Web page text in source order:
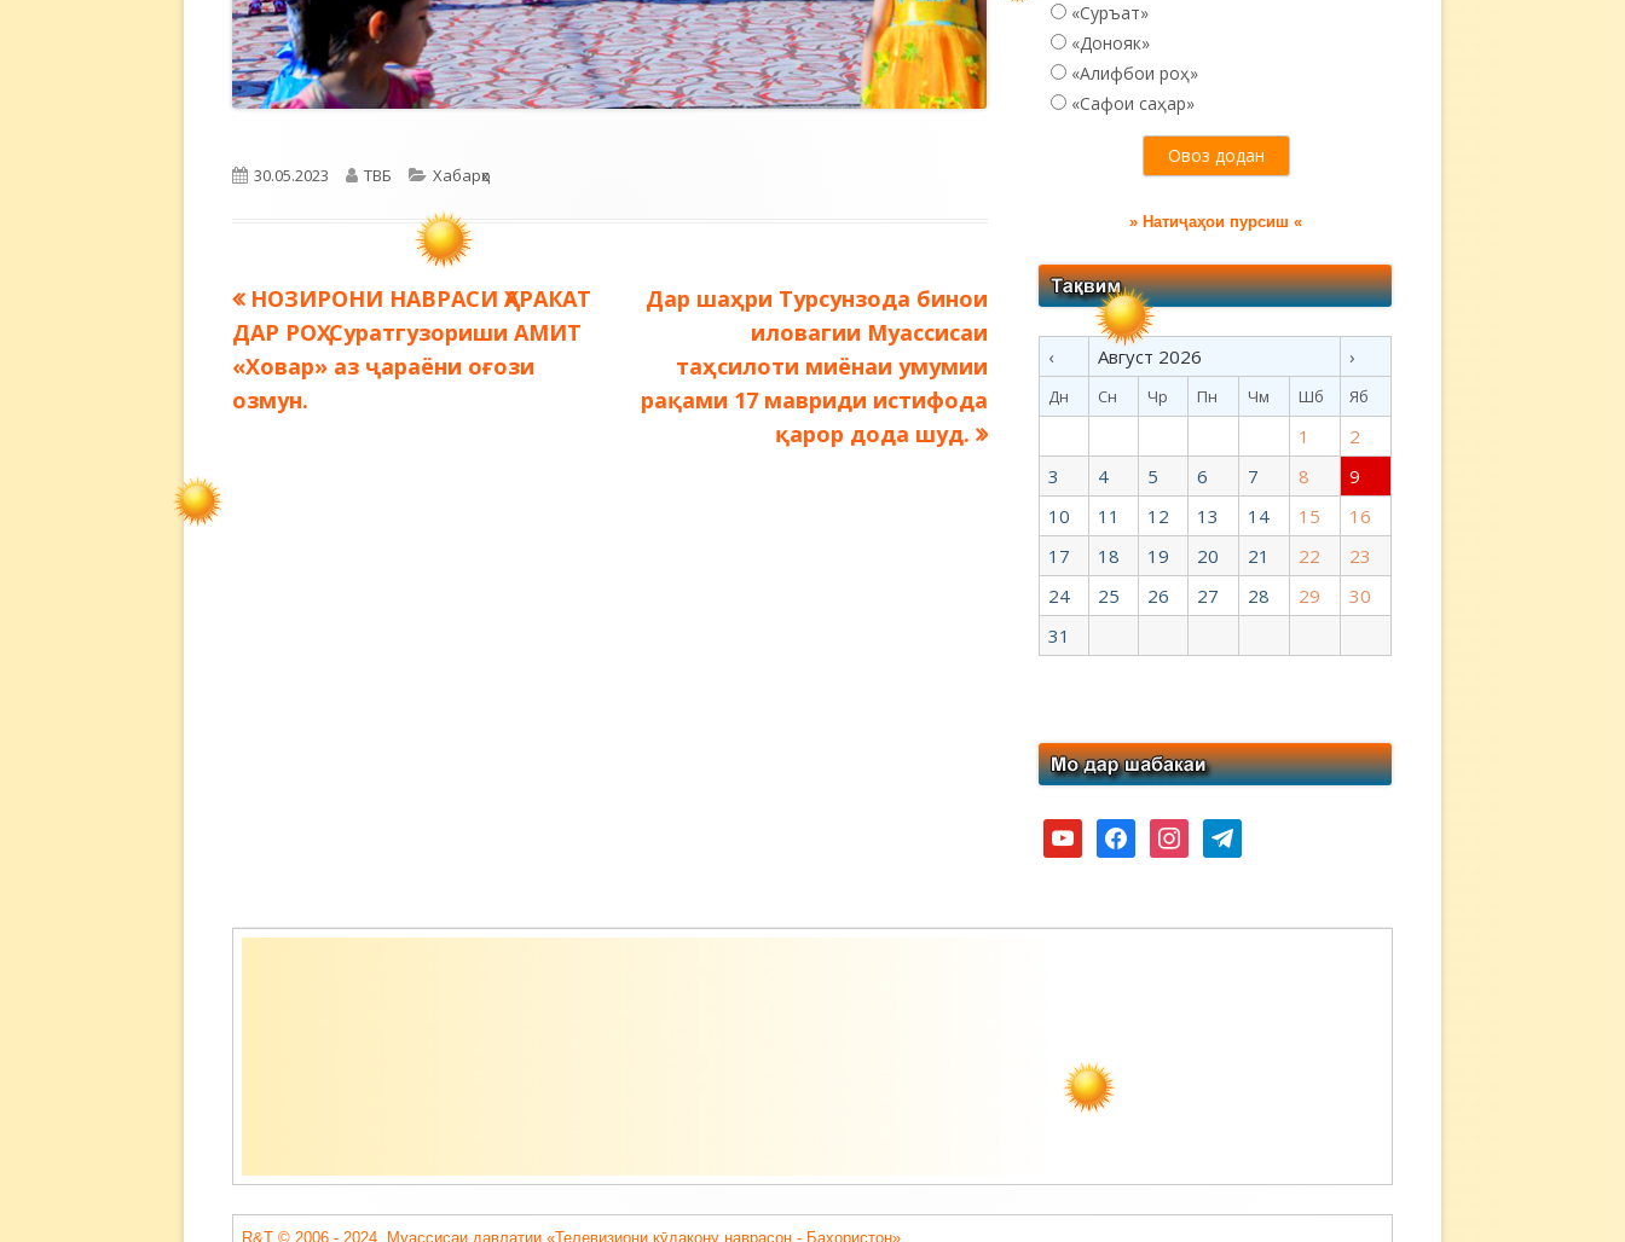
Опубликовано
30.05.2023 Автор
ТВБ Рубрики
Хабарҳо
Навигация
по
записям
Предыдущая
запись:
НОЗИРОНИ НАВРАСИ ҲАРАКАТ
ДАР РОҲ. Суратгузориши АМИТ
«Ховар» аз ҷараёни оғози
озмун.
Следующая
Дар шаҳри Турсунзода бинои
иловагии Муассисаи
таҳсилоти миёнаи умумии
рақами 17 мавриди истифода
қарор дода шуд.
«Суръат»
«Донояк»
«Алифбои роҳ»
«Сафои саҳар»
» Натиҷаҳои пурсиш «
‹ Август 2026 ›
Дн Сн Чр Пн Чм Шб Яб
1
2
3
4 5 6 7 8
9
10
11 12 13 14 15
16
17
18 19 20 21 22
23
24
25 26 27 28 29
30
31
youtubefacebookinstagramtelegram
Содержимое
R&T © 2006 - 2024. Муассисаи давлатии «Телевизиони кӯдакону наврасон - Баҳористон».